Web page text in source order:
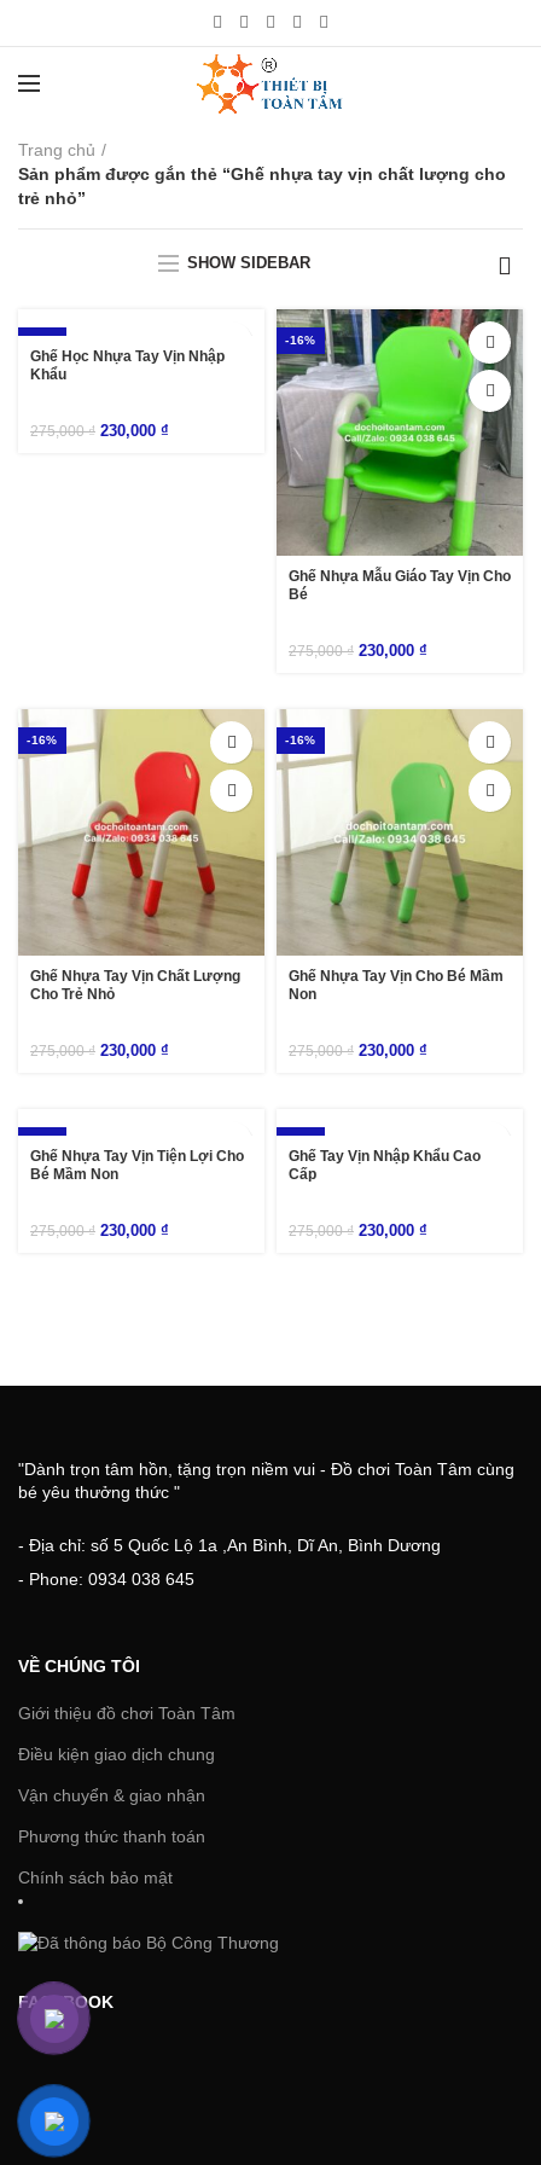
Trang chủ
Sản phẩm được gắn thẻ “Ghế nhựa tay vịn chất lượng cho
trẻ nhỏ”
SHOW SIDEBAR
-16%
Ghế Học Nhựa Tay Vịn Nhập
Khẩu
275,000₫ 230,000 ₫
-16%
Ghế Nhựa Mẫu Giáo Tay Vịn Cho
Bé
275,000₫ 230,000 ₫
-16%
Ghế Nhựa Tay Vịn Chất Lượng
Cho Trẻ Nhỏ
275,000₫ 230,000 ₫
-16%
Ghế Nhựa Tay Vịn Cho Bé Mầm
Non
275,000₫ 230,000 ₫
-16%
Ghế Nhựa Tay Vịn Tiện Lợi Cho
Bé Mầm Non
275,000₫ 230,000 ₫
-16%
Ghế Tay Vịn Nhập Khẩu Cao
Cấp
275,000₫ 230,000 ₫
"Dành trọn tâm hồn, tặng trọn niềm vui - Đồ chơi Toàn Tâm cùng
bé yêu thưởng thức "
- Địa chỉ: số 5 Quốc Lộ 1a ,An Bình, Dĩ An, Bình Dương
- Phone: 0934 038 645
VỀ CHÚNG TÔI
Giới thiệu đồ chơi Toàn Tâm
Điều kiện giao dịch chung
Vận chuyển & giao nhận
Phương thức thanh toán
Chính sách bảo mật
FACEBOOK